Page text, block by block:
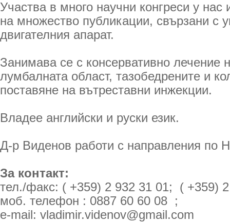
Участва в много научни конгреси у
на множество публикации, свързани с
двигателния апарат.
Занимава се с консервативно лечение
лумбалната област, тазобедрените и
поставяне на вътреставни инжекции.
Владее английски и руски език.
Д-р Виденов работи с направления по
За контакт:
тел./факс: ( +359) 2 932 31 01; ( +359)
моб. телефон : 0887 60 60 08 ;
e-mail: vladimir.videnov@gmail.com